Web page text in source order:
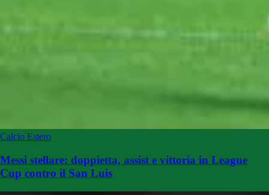
Calcio Estero
Messi stellare: doppietta, assist e vittoria in League
Cup contro il San Luis